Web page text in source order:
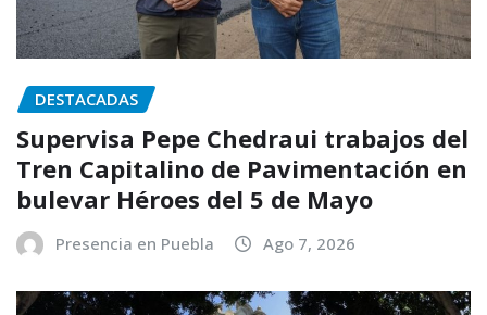
DESTACADAS
Supervisa Pepe Chedraui trabajos del
Tren Capitalino de Pavimentación en
bulevar Héroes del 5 de Mayo
Presencia en Puebla Ago 7, 2026